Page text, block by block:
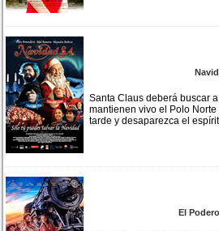
Santa Claus deberá buscar
mantienen vivo el Polo
tarde y desaparezca el
El